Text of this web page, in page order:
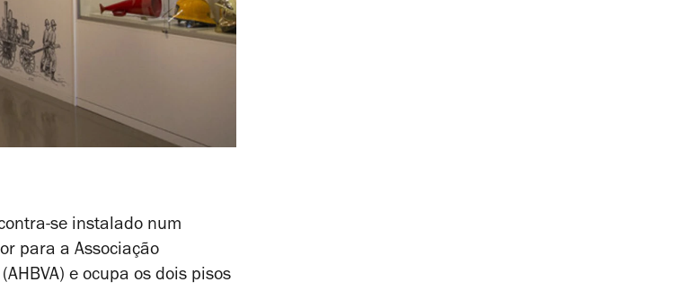
se instalado num
para a Associação
e ocupa os dois pisos